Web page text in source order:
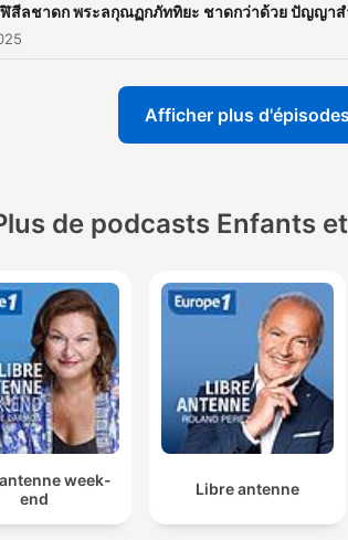
ฬิสีลชาดก พระลกุณฏกภัททิยะ ชาดกว่าด้วย ปัญญาส
Afficher plus d'épisodes
de podcasts Enfants
week-
end
Libre antenne